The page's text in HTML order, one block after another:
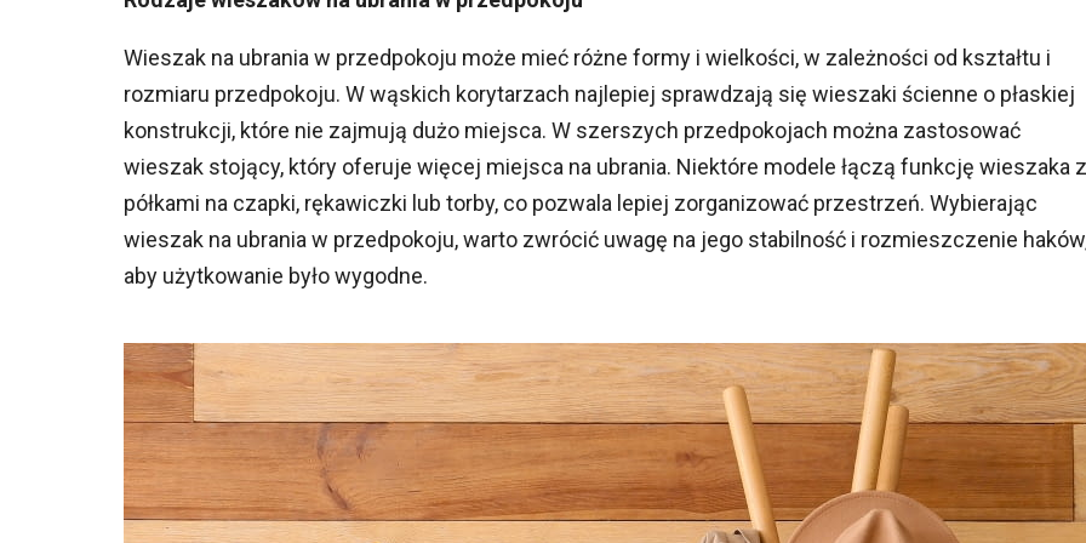
Wieszak na ubrania w przedpokoju może mieć różne formy i wielkości, w zależności od kształtu i
rozmiaru przedpokoju. W wąskich korytarzach najlepiej sprawdzają się wieszaki ścienne o płaskiej
konstrukcji, które nie zajmują dużo miejsca. W szerszych przedpokojach można zastosować
wieszak stojący, który oferuje więcej miejsca na ubrania. Niektóre modele łączą funkcję wieszaka z
półkami na czapki, rękawiczki lub torby, co pozwala lepiej zorganizować przestrzeń. Wybierając
wieszak na ubrania w przedpokoju, warto zwrócić uwagę na jego stabilność i rozmieszczenie
aby użytkowanie było wygodne.